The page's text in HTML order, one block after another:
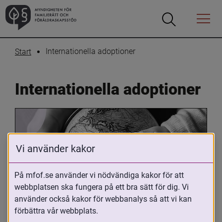
Öppna
Öppna
Menyn
Start Internationella adoptioner
Internationella adoptioner
Oavsett om du är adopterad,
adoptivförälder eller arbetar med
Vi använder kakor
På mfof.se använder vi nödvändiga kakor för att
webbplatsen ska fungera på ett bra sätt för dig. Vi
använder också kakor för webbanalys så att vi kan
förbättra vår webbplats.